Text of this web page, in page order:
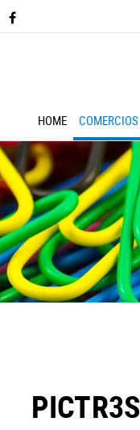
HOME COMERCIOS
PICTR3S